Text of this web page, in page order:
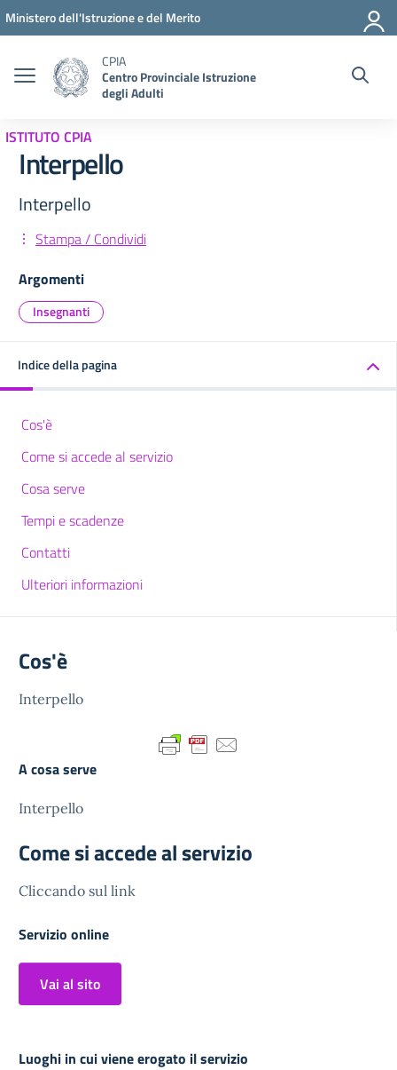
Vai ai contenuti
Vai al menu di navigazione
Vai al footer
Ministero dell'Istruzione e del Merito
CPIA
Centro Provinciale Istruzione
degli Adulti
ISTITUTO CPIA
Interpello
Interpello
Stampa / Condividi
Argomenti
Insegnanti
Indice della pagina
Cos'è
Come si accede al servizio
Cosa serve
Tempi e scadenze
Contatti
Ulteriori informazioni
Cos'è
Interpello
A cosa serve
Interpello
Come si accede al servizio
Cliccando sul link
Servizio online
Vai al sito
Luoghi in cui viene erogato il servizio